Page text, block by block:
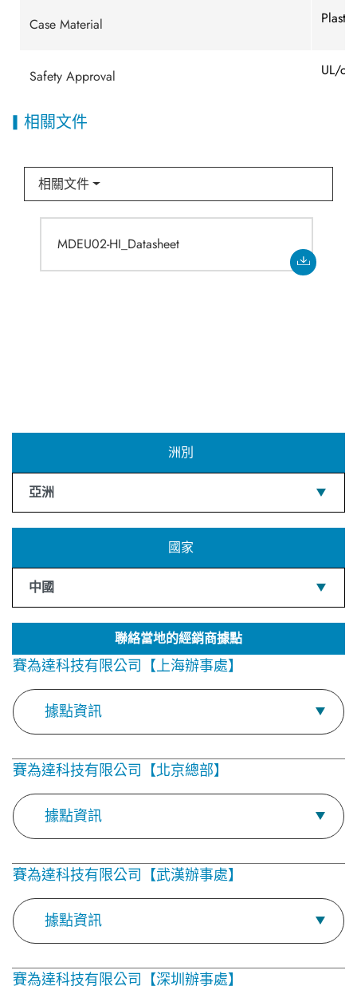
Case Material
Safety Approval UL/
相關文件
相關文件
MDEU02-HI_Datasheet
洲別
亞洲
國家
中國
聯絡當地的經銷商據點
賽為達科技有限公司【上海辦事處】
據點資訊
賽為達科技有限公司【北京總部】
據點資訊
賽為達科技有限公司【武漢辦事處】
據點資訊
賽為達科技有限公司【深圳辦事處】